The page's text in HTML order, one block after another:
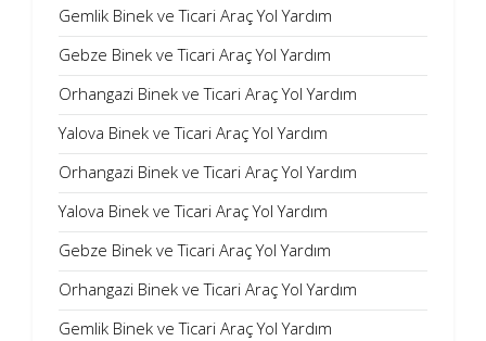
Gemlik Binek ve Ticari Araç Yol Yardım
Gebze Binek ve Ticari Araç Yol Yardım
Orhangazi Binek ve Ticari Araç Yol Yardım
Yalova Binek ve Ticari Araç Yol Yardım
Orhangazi Binek ve Ticari Araç Yol Yardım
Yalova Binek ve Ticari Araç Yol Yardım
Gebze Binek ve Ticari Araç Yol Yardım
Orhangazi Binek ve Ticari Araç Yol Yardım
Gemlik Binek ve Ticari Araç Yol Yardım